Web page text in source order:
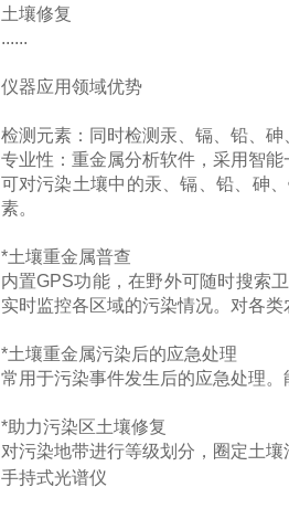
土壤修复
......
仪器应用领域优势
检测元素：同时检测汞、镉、铅、
专业性：重金属分析软件，采用智
可对污染土壤中的汞、镉、铅、砷
素。
*土壤重金属普查
内置GPS功能，在野外可随时搜索
实时监控各区域的污染情况。对各
*土壤重金属污染后的应急处理
常用于污染事件发生后的应急处理
*助力污染区土壤修复
对污染地带进行等级划分，圈定土
手持式光谱仪